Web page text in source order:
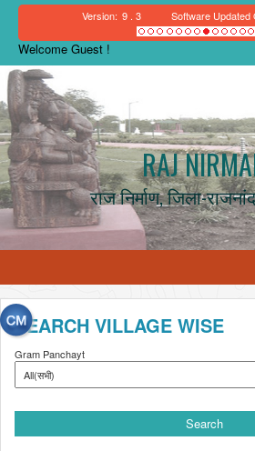
Version: 9 . 3 Software Updated
Welcome Guest !
RAJ
राज निर्माण, जिला-
SEARCH VILLAGE WISE
Gram Panchayt